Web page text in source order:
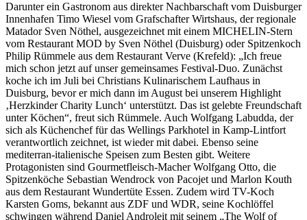
Darunter ein Gastronom aus direkter Nachbarschaft vom Duisburger
Innenhafen Timo Wiesel vom Grafschafter Wirtshaus, der regionale
Matador Sven Nöthel, ausgezeichnet mit einem MICHELIN-Stern
vom Restaurant MOD by Sven Nöthel (Duisburg) oder Spitzenkoch
Philip Rümmele aus dem Restaurant Verve (Krefeld): „Ich freue
mich schon jetzt auf unser gemeinsames Festival-Duo. Zunächst
koche ich im Juli bei Christians Kulinarischem Laufhaus in
Duisburg, bevor er mich dann im August bei unserem Highlight
‚Herzkinder Charity Lunch‘ unterstützt. Das ist gelebte Freundschaft
unter Köchen“, freut sich Rümmele. Auch Wolfgang Labudda, der
sich als Küchenchef für das Wellings Parkhotel in Kamp-Lintfort
verantwortlich zeichnet, ist wieder mit dabei. Ebenso seine
mediterran-italienische Speisen zum Besten gibt. Weitere
Protagonisten sind Gourmetfleisch-Macher Wolfgang Otto, die
Spitzenköche Sebastian Wendrock von Pacojet und Marlon Kouth
aus dem Restaurant Wundertüte Essen. Zudem wird TV-Koch
Karsten Goms, bekannt aus ZDF und WDR, seine Kochlöffel
schwingen während Daniel Androleit mit seinem „The Wolf of